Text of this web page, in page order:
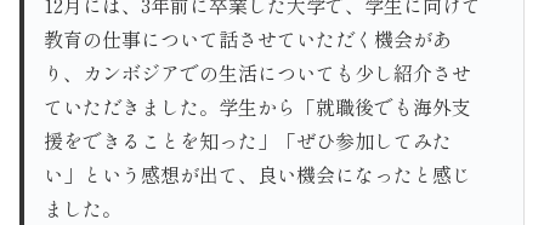
教育の仕事について話させていただく機会があ
り、カンボジアでの生活についても少し紹介させ
ていただきました。学生から「就職後でも海外支
援をできることを知った」「ぜひ参加してみた
い」という感想が出て、良い機会になったと感じ
ました。